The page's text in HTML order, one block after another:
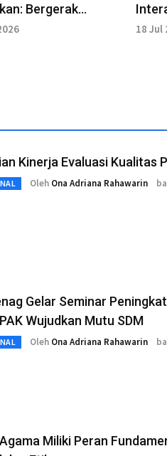
Bergerak
Membangun
18 Jul
Kinerja Evaluasi Kualitas
Oleh Ona Adriana Rahawarin
Gelar Seminar
Wujudkan Mutu SDM
Oleh Ona Adriana Rahawarin
Miliki Peran